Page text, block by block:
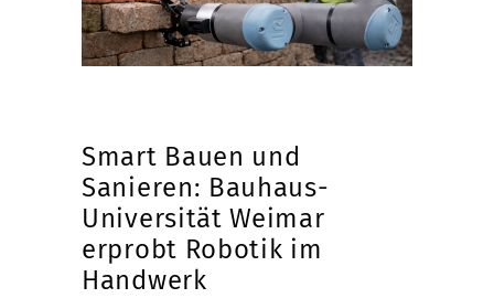
Smart Bauen und
Sanieren: Bauhaus-
Universität Weimar
erprobt Robotik im
Handwerk